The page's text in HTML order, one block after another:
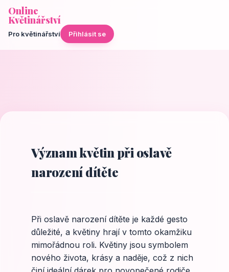
Online
Květinářství
Pro květinářství Přihlásit se
Význam květin při oslavě
narození dítěte
Při oslavě narození dítěte je každé gesto
důležité, a květiny hrají v tomto okamžiku
mimořádnou roli. Květiny jsou symbolem
nového života, krásy a naděje, což z nich